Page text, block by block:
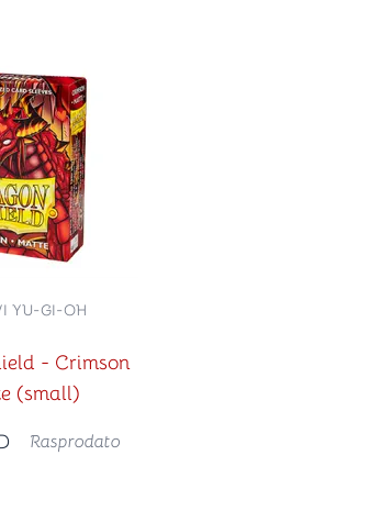
stvari u kategoriju omiljeno
- Crimson
(small)
YU-GI-OH
Rasprodato